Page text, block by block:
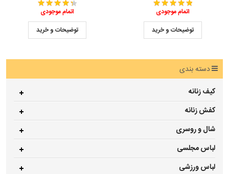
اتمام موجودی
توضیحات و خرید
اتمام موجودی
توضیحات و خرید
دسته بندی
کیف زنانه
کفش زنانه
شال و روسری
لباس مجلسی
لباس ورزشی